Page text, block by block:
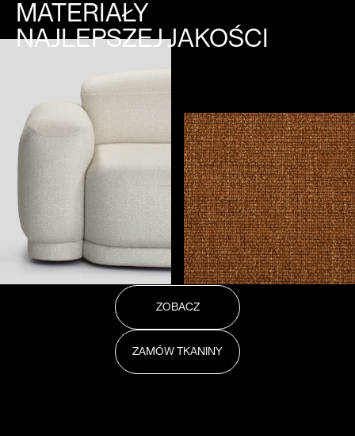
MATERIAŁY
NAJLEPSZEJ JAKOŚCI
ZOBACZ
ZAMÓW TKANINY